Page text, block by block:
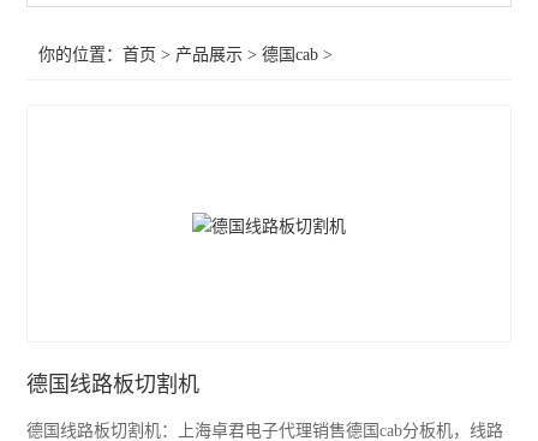
你的位置：首页 > 产品展示 >德国cab >
德国线路板切割机
德国线路板切割机：上海卓君电子代理销售德国cab分板机，线路